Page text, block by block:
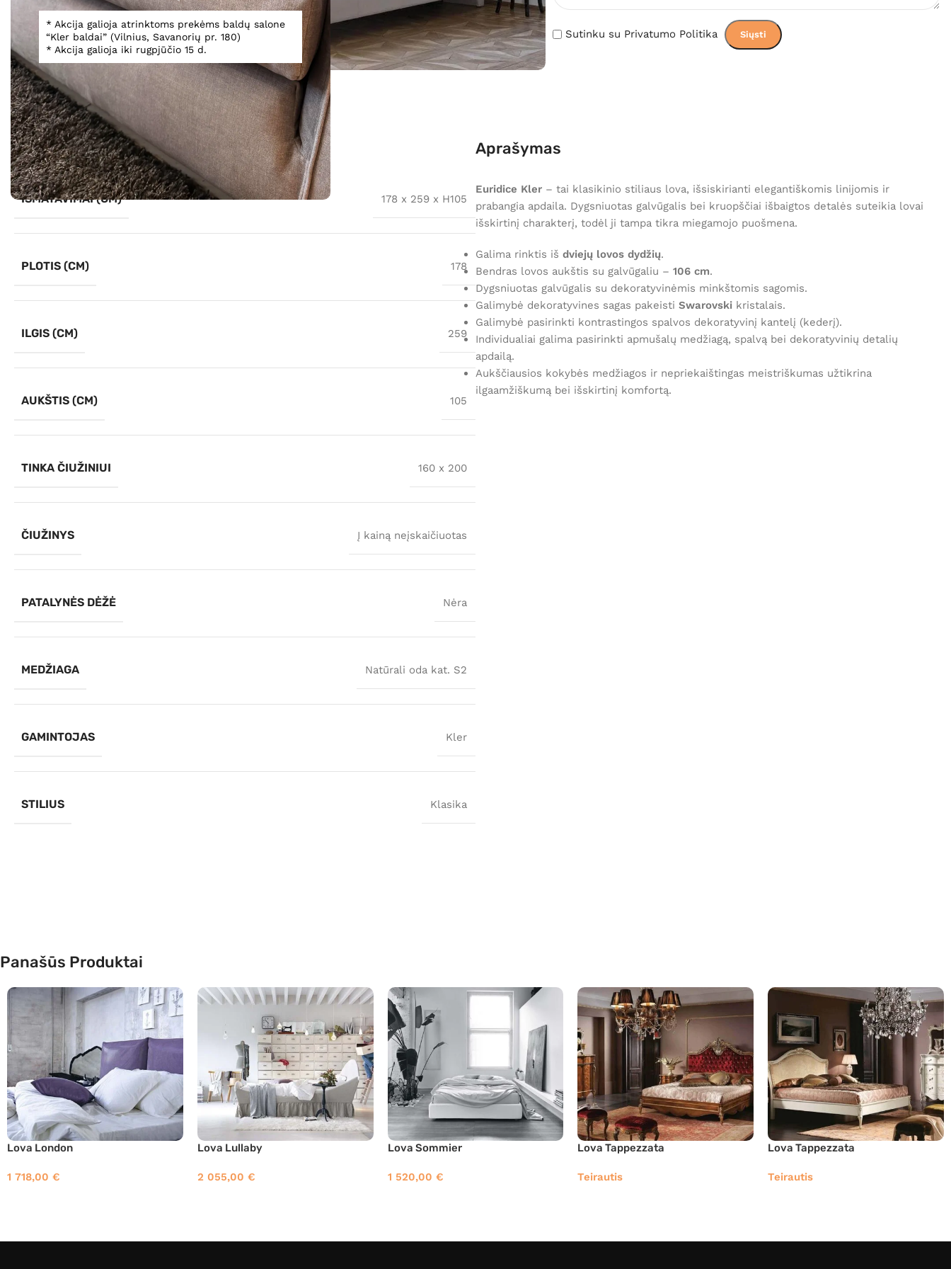
* Akcija galioja atrinktoms prekėms baldų salone
“Kler baldai” (Vilnius, Savanorių pr. 180)
* Akcija galioja iki rugpjūčio 15 d.
Spustelėkite, norėdami padidinti
Sutinku su Privatumo Politika
Informacija
IŠMATAVIMAI (CM) 178 x 259 x H105
PLOTIS (CM) 178
ILGIS (CM) 259
AUKŠTIS (CM) 105
TINKA ČIUŽINIUI 160 x 200
ČIUŽINYS Į kainą neįskaičiuotas
PATALYNĖS DĖŽĖ Nėra
MEDŽIAGA Natūrali oda kat. S2
GAMINTOJAS Kler
STILIUS Klasika
Aprašymas
Euridice Kler – tai klasikinio stiliaus lova, išsiskirianti elegantiškomis linijomis ir
prabangia apdaila. Dygsniuotas galvūgalis bei kruopščiai išbaigtos detalės suteikia lovai
išskirtinį charakterį, todėl ji tampa tikra miegamojo puošmena.
Galima rinktis iš dviejų lovos dydžių.
Bendras lovos aukštis su galvūgaliu – 106 cm.
Dygsniuotas galvūgalis su dekoratyvinėmis minkštomis sagomis.
Galimybė dekoratyvines sagas pakeisti Swarovski kristalais.
Galimybė pasirinkti kontrastingos spalvos dekoratyvinį kantelį (kederį).
Individualiai galima pasirinkti apmušalų medžiagą, spalvą bei dekoratyvinių detalių
apdailą.
Aukščiausios kokybės medžiagos ir nepriekaištingas meistriškumas užtikrina
ilgaamžiškumą bei išskirtinį komfortą.
Panašūs Produktai
Lova London
1 718,00 €
Lova Lullaby
2 055,00 €
Lova Sommier
1 520,00 €
Lova Tappezzata
Teirautis
Lova Tappezzata
Teirautis